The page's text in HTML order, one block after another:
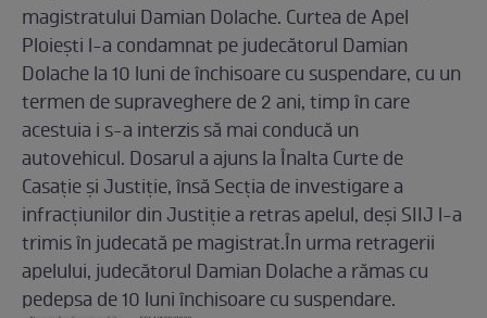
magistratului Damian Dolache. Curtea de Apel
Ploieşti l-a condamnat pe judecătorul Damian
Dolache la 10 luni de închisoare cu suspendare, cu un
termen de supraveghere de 2 ani, timp în care
acestuia i s-a interzis să mai conducă un
autovehicul. Dosarul a ajuns la Înalta Curte de
Casaţie şi Justiţie, însă Secţia de investigare a
infracţiunilor din Justiţie a retras apelul, deşi SIIJ l-a
trimis în judecată pe magistrat.În urma retragerii
apelului, judecătorul Damian Dolache a rămas cu
pedepsa de 10 luni închisoare cu suspendare.